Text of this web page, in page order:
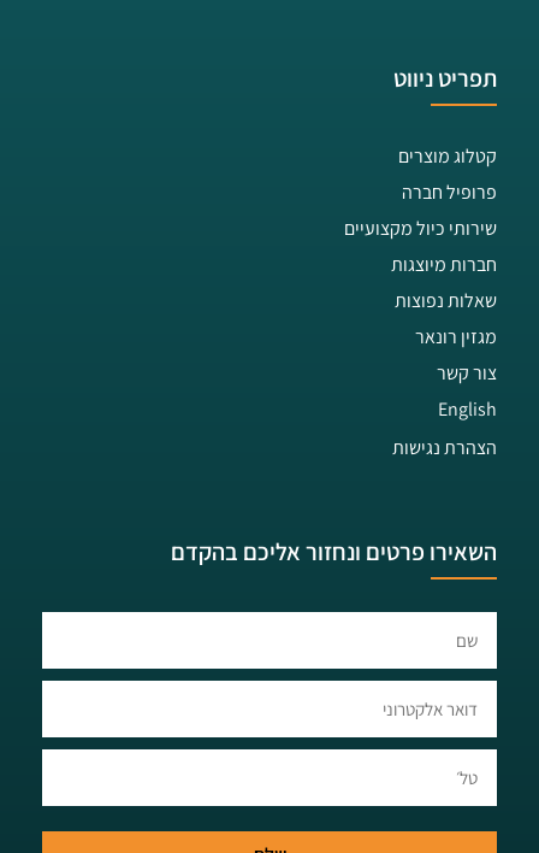
תפריט ניווט
קטלוג מוצרים
פרופיל חברה
שירותי כיול מקצועיים
חברות מיוצגות
שאלות נפוצות
מגזין רונאר
צור קשר
English
הצהרת נגישות
השאירו פרטים ונחזור אליכם בהקדם​​